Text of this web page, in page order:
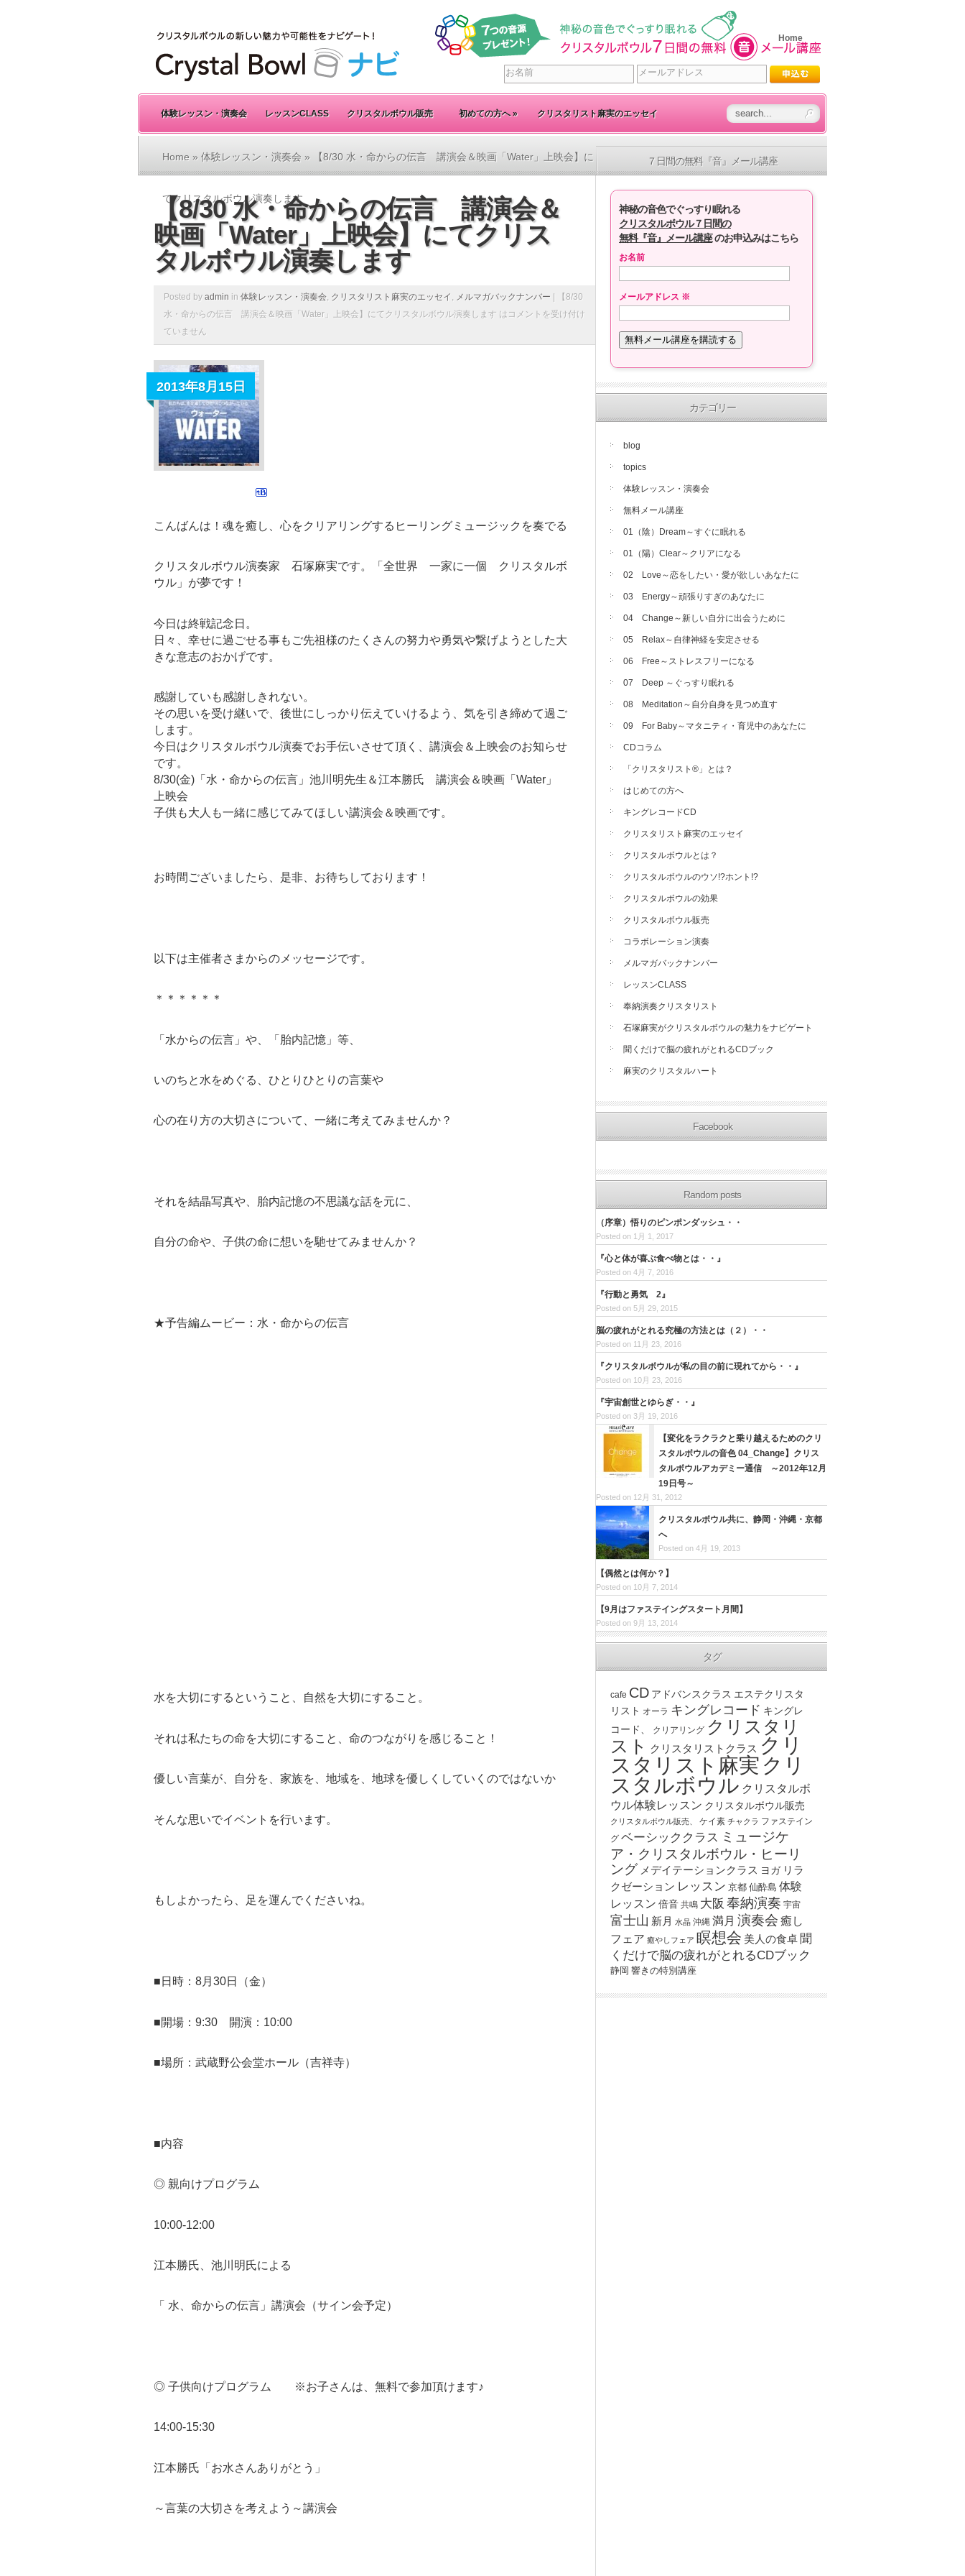
Home
体験レッスン・演奏会 レッスンCLASS クリスタルボウル販売 初めての方へ» クリスタリスト麻実のエッセイ
Home » 体験レッスン・演奏会 » 【8/30 水・命からの伝言 講演会＆映画「Water」上映会】に
てクリスタルボウル演奏します
【8/30 水・命からの伝言 講演会＆
映画「Water」上映会】にてクリス
タルボウル演奏します
Posted by admin in 体験レッスン・演奏会, クリスタリスト麻実のエッセイ , メルマガバックナンバー
【8/30
水・命からの伝言 講演会＆映画「Water」上映会】にてクリスタルボウル演奏します は コメントを受け付け
ていません
2013年8月15日
こんばんは！魂を癒し、心をクリアリングするヒーリングミュージックを奏でる
クリスタルボウル演奏家 石塚麻実です。「全世界 一家に一個 クリスタルボ
ウル」が夢です！
今日は終戦記念日。
日々、幸せに過ごせる事もご先祖様のたくさんの努力や勇気や繋げようとした大
きな意志のおかげです。
感謝していも感謝しきれない。
その思いを受け継いで、後世にしっかり伝えていけるよう、気を引き締めて過ご
します。
今日はクリスタルボウル演奏でお手伝いさせて頂く、講演会＆上映会のお知らせ
です。
8/30(金)「水・命からの伝言」池川明先生＆江本勝氏 講演会＆映画「Water」
上映会
子供も大人も一緒に感じてみてほしい講演会＆映画です。
お時間ございましたら、是非、お待ちしております！
以下は主催者さまからのメッセージです。
＊＊＊＊＊＊
「水からの伝言」や、「胎内記憶」等、
いのちと水をめぐる、ひとりひとりの言葉や
心の在り方の大切さについて、一緒に考えてみませんか？
それを結晶写真や、胎内記憶の不思議な話を元に、
自分の命や、子供の命に想いを馳せてみませんか？
★予告編ムービー：水・命からの伝言
水を大切にするということ、自然を大切にすること。
それは私たちの命を大切にすること、命のつながりを感じること！
優しい言葉が、自分を、家族を、地域を、地球を優しくしていくのではないか
そんな思いでイベントを行います。
もしよかったら、足を運んでくださいね。
■日時：8月30日（金）
■開場：9:30 開演：10:00
■場所：武蔵野公会堂ホール（吉祥寺）
■内容
◎ 親向けプログラム
10:00-12:00
江本勝氏、池川明氏による
「 水、命からの伝言」講演会（サイン会予定）
◎ 子供向けプログラム ※お子さんは、無料で参加頂けます♪
14:00-15:30
江本勝氏「お水さんありがとう」
～言葉の大切さを考えよう～講演会
７日間の無料『音』メール講座
神秘の音色でぐっすり眠れる
クリスタルボウル７日間の
無料『音』メール講座のお申込みはこちら
お名前
メールアドレス ※
カテゴリー
blog
topics
体験レッスン・演奏会
無料メール講座
01（陰）Dream～すぐに眠れる
01（陽）Clear～クリアになる
02 Love～恋をしたい・愛が欲しいあなたに
03 Energy～頑張りすぎのあなたに
04 Change～新しい自分に出会うために
05 Relax～自律神経を安定させる
06 Free～ストレスフリーになる
07 Deep ～ぐっすり眠れる
08 Meditation～自分自身を見つめ直す
09 For Baby～マタニティ・育児中のあなたに
CDコラム
「クリスタリスト®」とは？
はじめての方へ
キングレコードCD
クリスタリスト麻実のエッセイ
クリスタルボウルとは？
クリスタルボウルのウソ!?ホント!?
クリスタルボウルの効果
クリスタルボウル販売
コラボレーション演奏
メルマガバックナンバー
レッスンCLASS
奉納演奏クリスタリスト
石塚麻実がクリスタルボウルの魅力をナビゲート
聞くだけで脳の疲れがとれるCDブック
麻実のクリスタルハート
Facebook
Random posts
（序章）悟りのピンポンダッシュ・・
Posted on 1月 1, 2017
『心と体が喜ぶ食べ物とは・・』
Posted on 4月 7, 2016
『行動と勇気 2』
Posted on 5月 29, 2015
脳の疲れがとれる究極の方法とは（２）・・
Posted on 11月 23, 2016
『クリスタルボウルが私の目の前に現れてから・・』
Posted on 10月 23, 2016
『宇宙創世とゆらぎ・・』
Posted on 3月 19, 2016
【変化をラクラクと乗り越えるためのクリ
スタルボウルの音色 04_Change】クリス
タルボウルアカデミー通信 ～2012年12月
19日号～
Posted on 12月 31, 2012
クリスタルボウル共に、静岡・沖縄・京都
へ
Posted on 4月 19, 2013
【偶然とは何か？】
Posted on 10月 7, 2014
【9月はファステイングスタート月間】
Posted on 9月 13, 2014
タグ
cafe CD アドバンスクラス エステクリスタ
リスト オーラ キングレコード キングレ
コード、
クリアリング クリスタリ
スト
クリスタリストクラス クリ
スタリスト麻実 クリ
スタルボウル クリスタルボ
ウル体験レッスン クリスタルボウル販売
クリスタルボウル販売、 ケイ素 チャクラ ファステイン
グ ベーシッククラス ミュージケ
ア・クリスタルボウル・ヒーリ
ング メデイテーションクラス ヨガ リラ
クゼーション レッスン 京都 仙酔島 体験
レッスン 倍音 共鳴 大阪 奉納演奏 宇宙
富士山 新月 水晶 沖縄 満月 演奏会 癒し
フェア 癒やしフェア 瞑想会 美人の食卓 聞
くだけで脳の疲れがとれるCDブック
静岡 響きの特別講座